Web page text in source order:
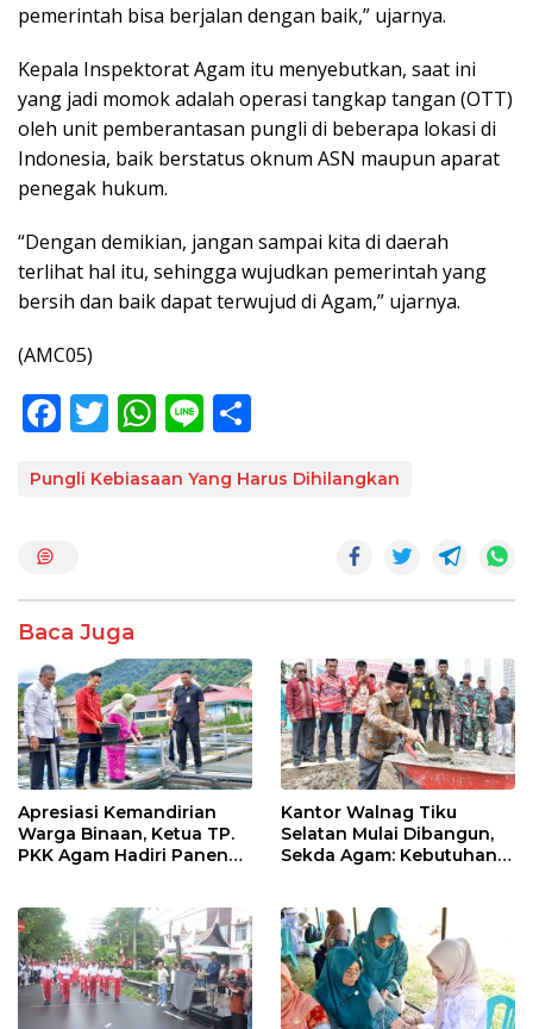
pemerintah bisa berjalan dengan baik,” ujarnya.
Kepala Inspektorat Agam itu menyebutkan, saat ini
yang jadi momok adalah operasi tangkap tangan (OTT)
oleh unit pemberantasan pungli di beberapa lokasi di
Indonesia, baik berstatus oknum ASN maupun aparat
penegak hukum.
“Dengan demikian, jangan sampai kita di daerah
terlihat hal itu, sehingga wujudkan pemerintah yang
bersih dan baik dapat terwujud di Agam,” ujarnya.
(AMC05)
F
e
o
k
T
itt
W
at
p
Li
e ar
Pungli Kebiasaan Yang Harus Dihilangkan
Baca Juga
Apresiasi Kemandirian
Warga Binaan, Ketua TP.
PKK Agam Hadiri Panen
Kantor Walnag Tiku
Selatan Mulai Dibangun,
Sekda Agam: Kebutuhan